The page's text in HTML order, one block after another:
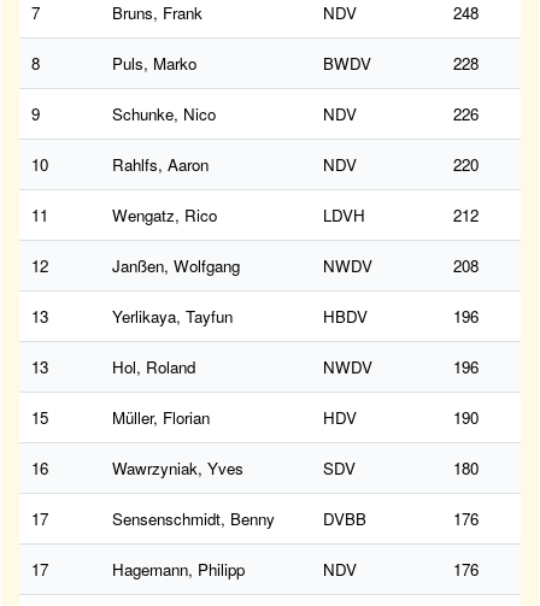
7 Bruns, Frank NDV 248
8 Puls, Marko BWDV 228
9 Schunke, Nico NDV 226
10 Rahlfs, Aaron NDV 220
11 Wengatz, Rico LDVH 212
12 Janßen, Wolfgang NWDV 208
13 Yerlikaya, Tayfun HBDV 196
13 Hol, Roland NWDV 196
15 Müller, Florian HDV 190
16 Wawrzyniak, Yves SDV 180
17 Sensenschmidt, Benny DVBB 176
17 Hagemann, Philipp NDV 176